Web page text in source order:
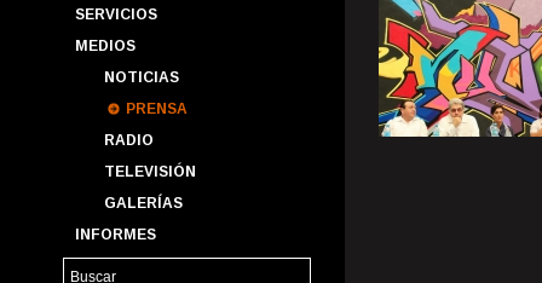
SERVICIOS
MEDIOS
NOTICIAS
PRENSA
RADIO
TELEVISIÓN
GALERÍAS
INFORMES